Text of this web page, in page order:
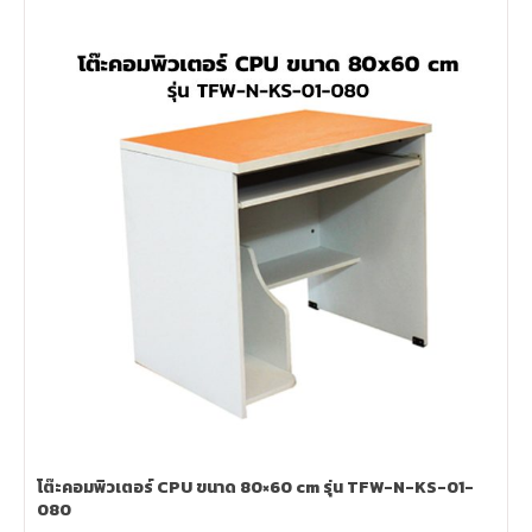
โต๊ะคอมพิวเตอร์ CPU ขนาด 80×60 cm รุ่น TFW-N-KS-01-
080